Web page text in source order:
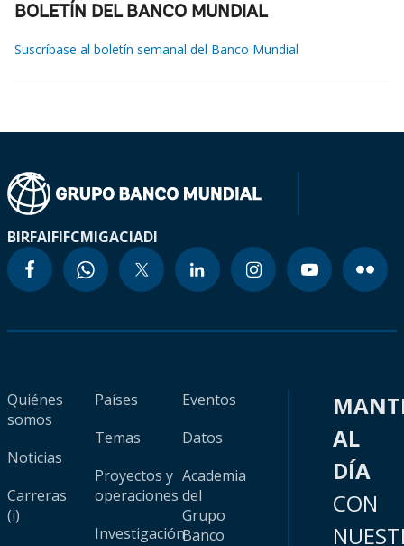
BOLETÍN DEL BANCO MUNDIAL
Suscríbase al boletín semanal del Banco Mundial
BIRFAIFIFCMIGACIADI
Quiénes
somos
Noticias
Carreras
(i)
Países
Temas
Proyectos y
operaciones
Investigación
Eventos
Datos
Academia
del
Grupo
Banco
AL
DÍA
CON